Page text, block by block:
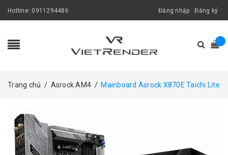
Hotline: 0911294486 Đăng nhập Đăng ký
Trang chủ / Asrock AM4 / Mainboard Asrock X870E Taichi Lite